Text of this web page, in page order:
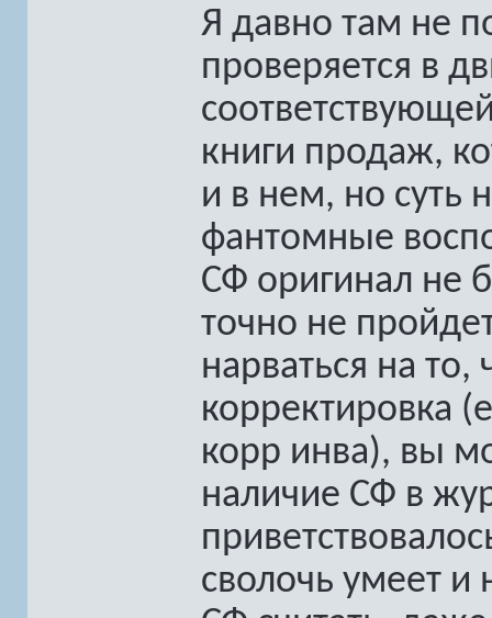
Я давно там не
проверяется в
книги продаж,
и в нем, но суть
фантомные
СФ оригинал не
точно не
нарваться на то,
корректировка
корр инва), вы
наличие СФ в
сволочь умеет и